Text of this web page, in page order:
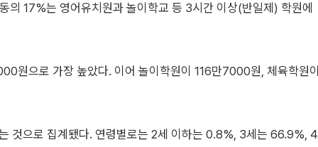
의 17%는 영어유치원과 놀이학교 등 3시간 이상(반일제) 학원에
원으로 가장 높았다. 이어 놀이학원이 116만7000원, 체육학원이
것으로 집계됐다. 연령별로는 2세 이하는 0.8%, 3세는 66.9%, 4